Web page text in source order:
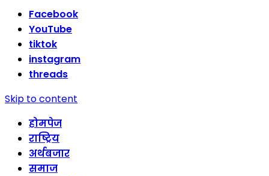
Facebook
YouTube
tiktok
instagram
threads
Skip to content
होमपेज
राष्ट्रिय
अर्थबजार
समाज